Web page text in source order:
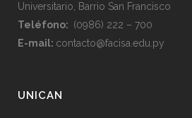
Universitario, Barrio San Francisco
Teléfono: (0986) 222 – 700
E-mail: contacto@facisa.edu.py
UNICAN